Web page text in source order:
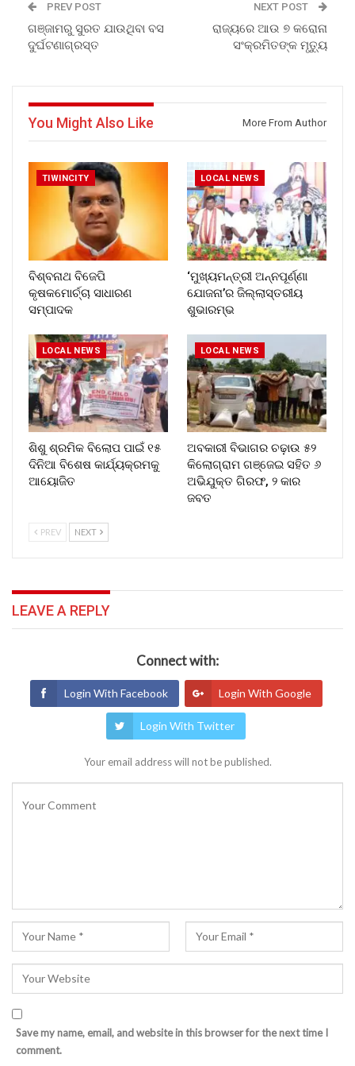
PREV POST
ଗଞ୍ଜାମରୁ ସୁରତ ଯାଉଥିବା ବସ
ଦୁର୍ଘଟଣାଗ୍ରସ୍ତ
NEXT POST
ରାଜ୍ୟରେ ଆଉ ୭ କରୋନା
ସଂକ୍ରମିତଙ୍କ ମୃତ୍ୟୁ
You Might Also Like More From Author
TIWINCITY
ବିଶ୍ବନାଥ ବିଜେପି
କୃଷକମୋର୍ଚ୍ଚା ସାଧାରଣ
ସମ୍ପାଦକ
LOCAL NEWS
‘ମୁଖ୍ୟମନ୍ତ୍ରୀ ଅନ୍ନପୂର୍ଣ୍ଣା
ଯୋଜନା’ର ଜିଲ୍ଲାସ୍ତରୀୟ
ଶୁଭାରମ୍ଭ
LOCAL NEWS
ଶିଶୁ ଶ୍ରମିକ ବିଲୋପ ପାଇଁ ୧୫
ଦିନିଆ ବିଶେଷ କାର୍ଯ୍ୟକ୍ରମକୁ
ଆୟୋଜିତ
LOCAL NEWS
ଅବକାରୀ ବିଭାଗର ଚଢ଼ାଉ ୫୨
କିଲୋଗ୍ରାମ ଗଞ୍ଜେଇ ସହିତ ୬
ଅଭିଯୁକ୍ତ ଗିରଫ, ୨ କାର
ଜବତ
PREV NEXT
LEAVE A REPLY
Connect with:
Login With Facebook Login With Google
Login With Twitter
Your email address will not be published.
Save my name, email, and website in this browser for the next time I
comment.